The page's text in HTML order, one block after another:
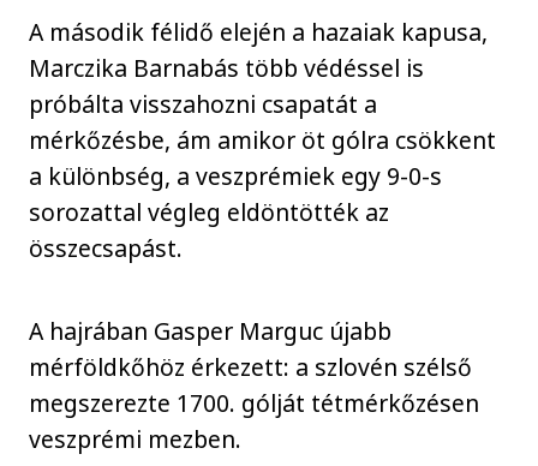
A második félidő elején a hazaiak kapusa,
Marczika Barnabás több védéssel is
próbálta visszahozni csapatát a
mérkőzésbe, ám amikor öt gólra csökkent
a különbség, a veszprémiek egy 9-0-s
sorozattal végleg eldöntötték az
összecsapást.
A hajrában Gasper Marguc újabb
mérföldkőhöz érkezett: a szlovén szélső
megszerezte 1700. gólját tétmérkőzésen
veszprémi mezben.